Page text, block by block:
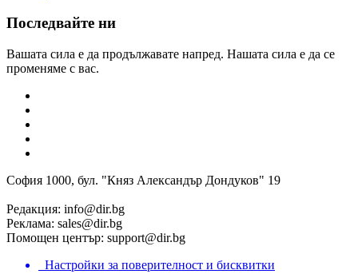
Последвайте ни
Вашата сила е да продължавате напред. Нашата сила е да се
променяме с вас.
София 1000, бул. "Княз Александър Дондуков" 19
Редакция: info@dir.bg
Реклама: sales@dir.bg
Помощен център: support@dir.bg
Настройки за поверителност и бисквитки